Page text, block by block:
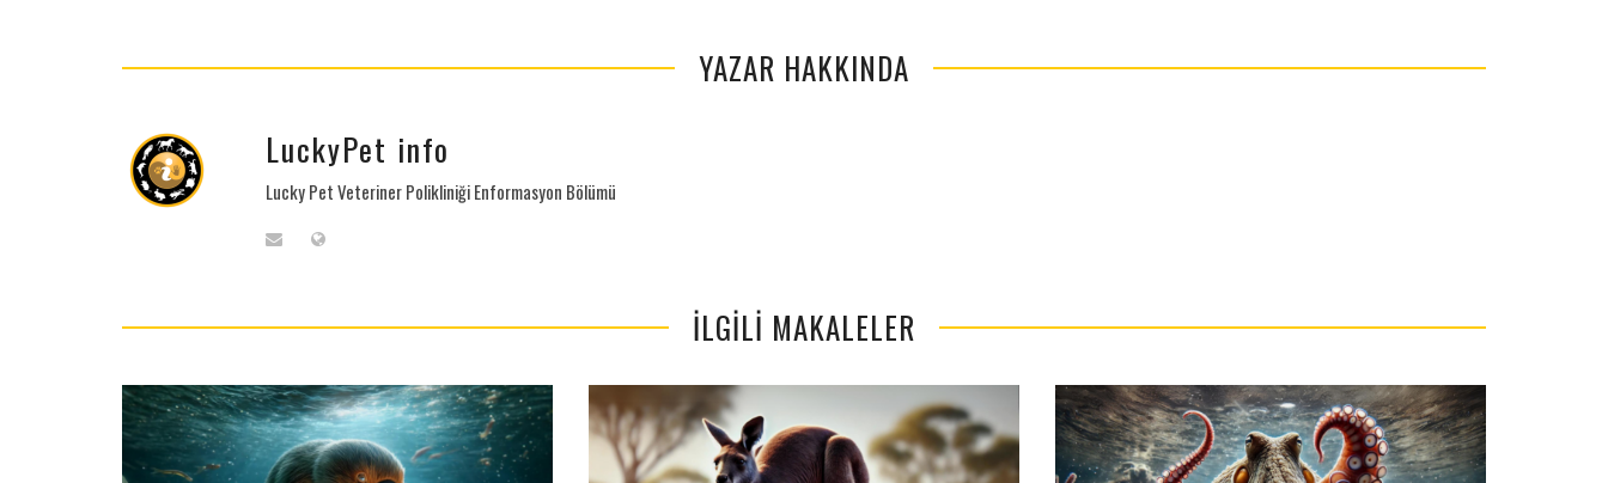
YAZAR HAKKINDA
LuckyPet info
Lucky Pet Veteriner Polikliniği Enformasyon Bölümü
İLGILI MAKALELER